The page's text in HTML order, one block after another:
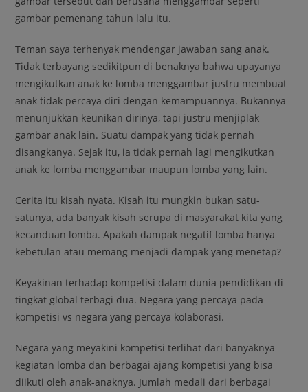
gambar pemenang tahun lalu itu.
Teman saya terhenyak mendengar jawaban sang anak.
Tidak terbayang sedikitpun di benaknya bahwa upayanya
mengikutkan anak ke lomba menggambar justru membuat
anak tidak percaya diri dengan kemampuannya. Bukannya
menunjukkan keunikan dirinya, tapi justru menjiplak
gambar anak lain. Suatu dampak yang tidak pernah
disangkanya. Sejak itu, ia tidak pernah lagi mengikutkan
anak ke lomba menggambar maupun lomba yang lain.
Cerita itu kisah nyata. Kisah itu mungkin bukan satu-
satunya, ada banyak kisah serupa di masyarakat kita yang
kecanduan lomba. Apakah dampak negatif lomba hanya
kebetulan atau memang menjadi dampak yang menetap?
Keyakinan terhadap kompetisi dalam dunia pendidikan di
tingkat global terbagi dua. Negara yang percaya pada
kompetisi vs negara yang percaya kolaborasi.
Negara yang meyakini kompetisi terlihat dari banyaknya
kegiatan lomba dan berbagai ajang kompetisi yang bisa
diikuti oleh anak-anaknya. Jumlah medali dari berbagai